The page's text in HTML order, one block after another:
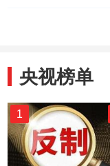
央视榜单
1